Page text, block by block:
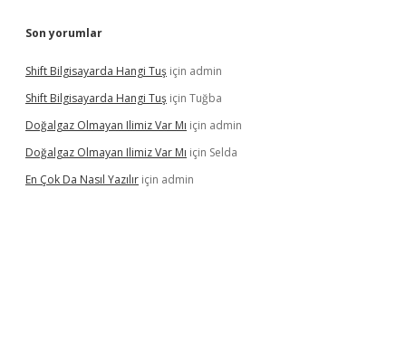
Son yorumlar
Shift Bilgisayarda Hangi Tuş için admin
Shift Bilgisayarda Hangi Tuş için Tuğba
Doğalgaz Olmayan Ilimiz Var Mı için admin
Doğalgaz Olmayan Ilimiz Var Mı için Selda
En Çok Da Nasıl Yazılır için admin